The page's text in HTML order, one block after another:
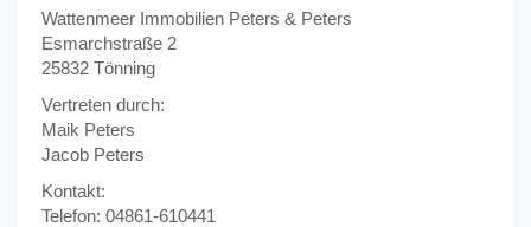
Wattenmeer Immobilien Peters & Peters
Esmarchstraße 2
25832 Tönning
Vertreten durch:
Maik Peters
Jacob Peters
Kontakt:
Telefon: 04861-610441